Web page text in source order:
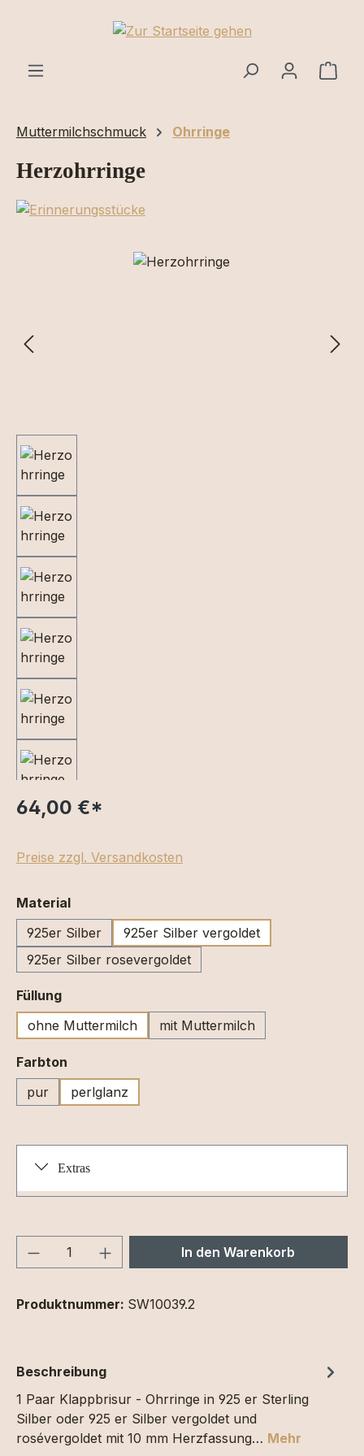
Zum Hauptinhalt springen
Muttermilchschmuck Ohrringe
Herzohrringe
Bildergalerie überspringen
64,00 €*
Preise zzgl. Versandkosten
Materialauswählen
925er Silber
925er Silber vergoldet
925er Silber rosevergoldet
Füllungauswählen
ohne Muttermilch
mit Muttermilch
Farbton
pur
perlglanz
Extras
Produkt Anzahl: Gib denIn den Warenkorb
Produktnummer: SW10039.2
Beschreibung
1 Paar Klappbrisur - Ohrringe in 925 er Sterling
Silber oder 925 er Silber vergoldet und
rosévergoldet mit 10 mm Herzfassung… Mehr